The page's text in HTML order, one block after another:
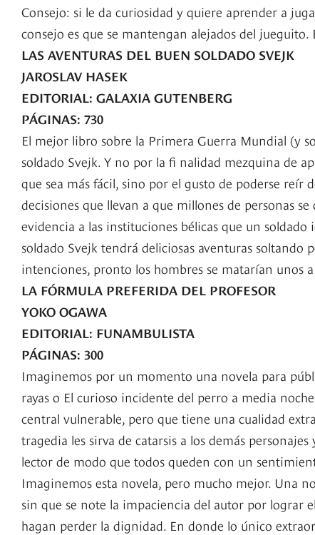
Consejo: si le da curiosidad y quiere aprender a
consejo es que se mantengan alejados del jueguito.
LAS AVENTURAS DEL BUEN SOLDADO SVEJK
JAROSLAV HASEK
EDITORIAL: GALAXIA GUTENBERG
PÁGINAS: 730
El mejor libro sobre la Primera Guerra Mundial (y
soldado Svejk. Y no por la fi nalidad mezquina de
que sea más fácil, sino por el gusto de poderse reír
decisiones que llevan a que millones de personas
evidencia a las instituciones bélicas que un
soldado Svejk tendrá deliciosas aventuras soltando
intenciones, pronto los hombres se matarían unos a
LA FÓRMULA PREFERIDA DEL PROFESOR
YOKO OGAWA
EDITORIAL: FUNAMBULISTA
PÁGINAS: 300
Imaginemos por un momento una novela para
rayas o El curioso incidente del perro a media
central vulnerable, pero que tiene una cualidad
tragedia les sirva de catarsis a los demás personajes
lector de modo que todos queden con un
Imaginemos esta novela, pero mucho mejor. Una
sin que se note la impaciencia del autor por lograr
hagan perder la dignidad. En donde lo único